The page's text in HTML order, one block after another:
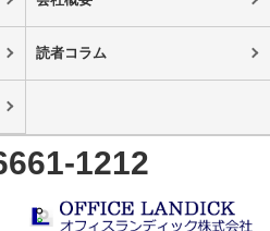
読者コラム
1212